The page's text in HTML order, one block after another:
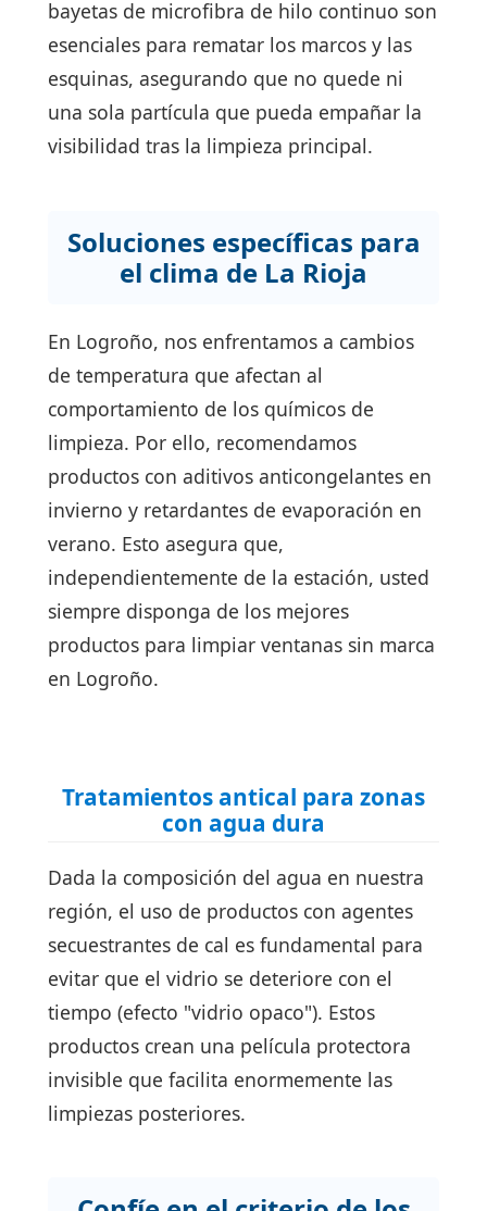
bayetas de microfibra de hilo continuo son
esenciales para rematar los marcos y las
esquinas, asegurando que no quede ni
una sola partícula que pueda empañar la
visibilidad tras la limpieza principal.
Soluciones específicas para
el clima de La Rioja
En Logroño, nos enfrentamos a cambios
de temperatura que afectan al
comportamiento de los químicos de
limpieza. Por ello, recomendamos
productos con aditivos anticongelantes en
invierno y retardantes de evaporación en
verano. Esto asegura que,
independientemente de la estación, usted
siempre disponga de los mejores
productos para limpiar ventanas sin marca
en Logroño.
Tratamientos antical para zonas
con agua dura
Dada la composición del agua en nuestra
región, el uso de productos con agentes
secuestrantes de cal es fundamental para
evitar que el vidrio se deteriore con el
tiempo (efecto "vidrio opaco"). Estos
productos crean una película protectora
invisible que facilita enormemente las
limpiezas posteriores.